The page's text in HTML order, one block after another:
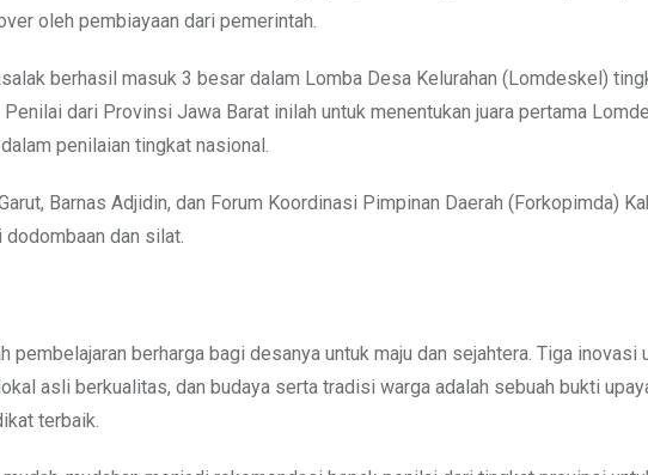
oleh pembiayaan dari pemerintah.
berhasil masuk 3 besar dalam Lomba Desa Kelurahan (Lomdeskel)
dari Provinsi Jawa Barat inilah untuk menentukan juara pertama
penilaian tingkat nasional.
Barnas Adjidin, dan Forum Koordinasi Pimpinan Daerah (Forkopimda)
dan silat.
berharga bagi desanya untuk maju dan sejahtera. Tiga inovasi
asli berkualitas, dan budaya serta tradisi warga adalah sebuah bukti
terbaik.